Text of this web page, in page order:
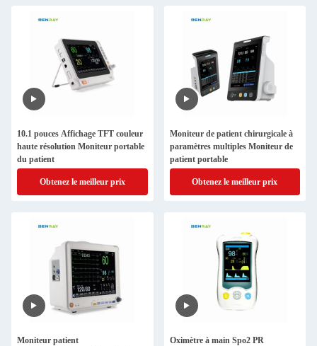
10.1 pouces Affichage TFT couleur
haute résolution Moniteur portable
du patient
Obtenez le meilleur prix
Moniteur de patient chirurgicale à
paramètres multiples Moniteur de
patient portable
Obtenez le meilleur prix
Moniteur patient
Oximètre à main Spo2 PR